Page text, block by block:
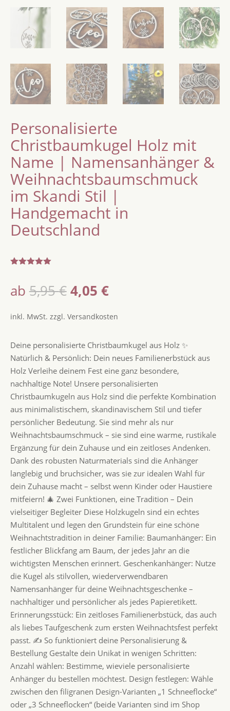
Personalisierte
Christbaumkugel Holz mit
Name | Namensanhänger &
Weihnachtsbaumschmuck
im Skandi Stil |
Handgemacht in
Deutschland
von 5,
basierend
ertungen
ab 5,95€ Ursprünglicher
Preis
war:
4,05 €Aktueller
ist:
inkl. MwSt. zzgl. Versandkosten
Deine personalisierte Christbaumkugel aus Holz ✨
Natürlich & Persönlich: Dein neues Familienerbstück aus
Holz Verleihe deinem Fest eine ganz besondere,
nachhaltige Note! Unsere personalisierten
Christbaumkugeln aus Holz sind die perfekte Kombination
aus minimalistischem, skandinavischem Stil und tiefer
persönlicher Bedeutung. Sie sind mehr als nur
Weihnachtsbaumschmuck – sie sind eine warme, rustikale
Ergänzung für dein Zuhause und ein zeitloses Andenken.
Dank des robusten Naturmaterials sind die Anhänger
langlebig und bruchsicher, was sie zur idealen Wahl für
dein Zuhause macht – selbst wenn Kinder oder Haustiere
mitfeiern! 🎄 Zwei Funktionen, eine Tradition – Dein
vielseitiger Begleiter Diese Holzkugeln sind ein echtes
Multitalent und legen den Grundstein für eine schöne
Weihnachtstradition in deiner Familie: Baumanhänger: Ein
festlicher Blickfang am Baum, der jedes Jahr an die
wichtigsten Menschen erinnert. Geschenkanhänger: Nutze
die Kugel als stilvollen, wiederverwendbaren
Namensanhänger für deine Weihnachtsgeschenke –
nachhaltiger und persönlicher als jedes Papieretikett.
Erinnerungsstück: Ein zeitloses Familienerbstück, das auch
als liebes Taufgeschenk zum ersten Weihnachtsfest perfekt
passt. ✍️ So funktioniert deine Personalisierung &
Bestellung Gestalte dein Unikat in wenigen Schritten:
Anzahl wählen: Bestimme, wieviele personalisierte
Anhänger du bestellen möchtest. Design festlegen: Wähle
zwischen den filigranen Design-Varianten „1 Schneeflocke“
oder „3 Schneeflocken“ (beide Varianten sind im Shop